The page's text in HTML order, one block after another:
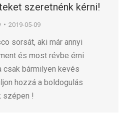
szeretnénk kérni!
2019-05-09
sorsát, aki már annyi
és most révbe érni
csak bármilyen kevés
hozzá a boldogulás
szépen !